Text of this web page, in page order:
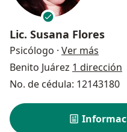
Lic. Susana Flores
Psicólogo · Ver más
Benito Juárez 1 dirección
No. de cédula: 12143180